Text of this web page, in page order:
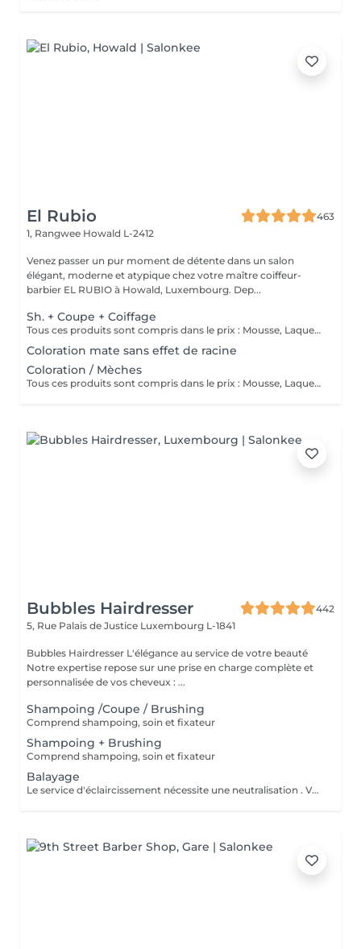
El Rubio
463
1, Rangwee Howald L-2412
Venez passer un pur moment de détente dans un salon
élégant, moderne et atypique chez votre maître coiffeur-
barbier EL RUBIO à Howald, Luxembourg. Dep...
Sh. + Coupe + Coiffage
Tous ces produits sont compris dans le prix : Mousse, Laque, Gel, Soin démêlant, Shampoing spécifique. Tous les produits que nous utilisons sont des produits de qualité professionnelle.
Coloration mate sans effet de racine
Coloration / Mèches
Tous ces produits sont compris dans le prix : Mousse, Laque, Gel, Soin démêlant, Shampoing spécifique. Tous les produits que nous utilisons sont des produits de qualité professionnelle.
Bubbles Hairdresser
442
5, Rue Palais de Justice Luxembourg L-1841
Bubbles Hairdresser L'élégance au service de votre beauté
Notre expertise repose sur une prise en charge complète et
personnalisée de vos cheveux : ...
Shampoing /Coupe / Brushing
Comprend shampoing, soin et fixateur
Shampoing + Brushing
Comprend shampoing, soin et fixateur
Balayage
Le service d'éclaircissement nécessite une neutralisation . Veuillez cliquer sur le service Patine/Gloss